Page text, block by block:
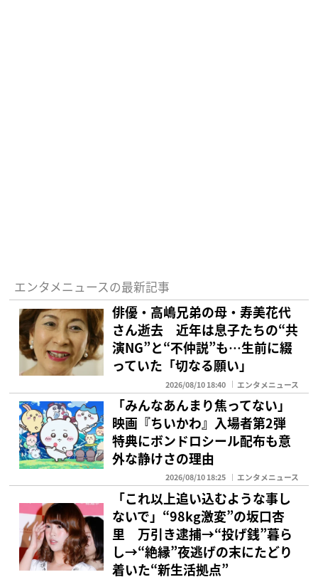
エンタメニュースの最新記事
俳優・高嶋兄弟の母・寿美花代
さん逝去 近年は息子たちの“共
演NG”と“不仲説”も…生前に綴
っていた「切なる願い」
2026/08/10 18:40 エンタメニュース
「みんなあんまり焦ってない」
映画『ちいかわ』入場者第2弾
特典にボンドロシール配布も意
外な静けさの理由
2026/08/10 18:25 エンタメニュース
「これ以上追い込むような事し
ないで」“98kg激変”の坂口杏
里 万引き逮捕→“投げ銭”暮ら
し→“絶縁”夜逃げの末にたどり
着いた“新生活拠点”